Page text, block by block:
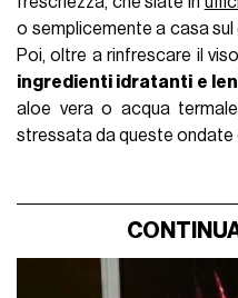
o semplicemente a casa
Poi, oltre a rinfrescare il
ingredienti idratanti e
aloe vera o acqua
stressata da queste ondate